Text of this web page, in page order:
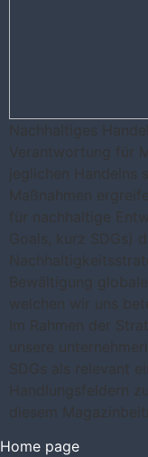
Nachhaltiges
Verantwortung für
jeglichen Handelns
Maßnahmen
für nachhaltige
Goals, kurz SDGs)
Bewältigung
welchen wir uns
Im Rahmen der
unsere
SDGs als relevant
Handlungsfeldern
diesem
Home page